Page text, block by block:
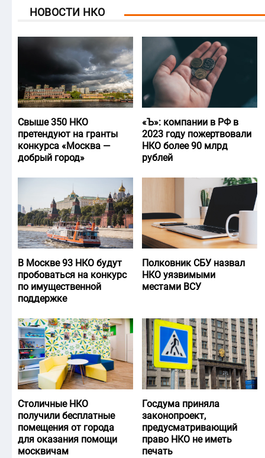
НОВОСТИ НКО
Свыше 350 НКО
претендуют на гранты
конкурса «Москва —
добрый город»
«Ъ‎»: компании в РФ в
2023 году пожертвовали
НКО более 90 млрд
рублей
В Москве 93 НКО будут
пробоваться на конкурс
по имущественной
поддержке
Полковник СБУ назвал
НКО уязвимыми
местами ВСУ
Столичные НКО
получили бесплатные
помещения от города
для оказания помощи
москвичам
Госдума приняла
законопроект,
предусматривающий
право НКО не иметь
печать